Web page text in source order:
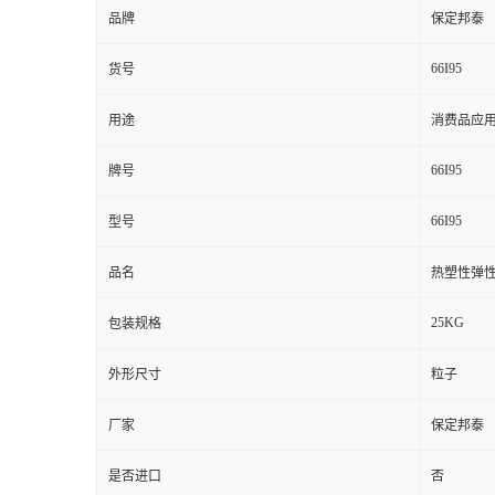
品牌 保定邦泰
货号 66I95
用途 消费品应
牌号 66I95
型号 66I95
品名 热塑性弹
包装规格 25KG
外形尺寸 粒子
厂家 保定邦泰
是否进口 否